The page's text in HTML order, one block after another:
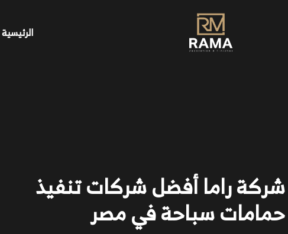
الرئيسية
شركة راما أفضل شركات تنفيذ
حمامات سباحة في مصر